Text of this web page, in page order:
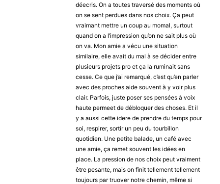
déecris. On a toutes traversé des moments où
on se sent perdues dans nos choix. Ça peut
vraimant mettre un coup au momal, surtout
quand on a l’impression qu’on ne sait plus où
on va. Mon amie a vécu une situation
similaire, elle avait du mal à se décider entre
plusieurs projets pro et ça la ruminait sans
cesse. Ce que j’ai remarqué, c’est qu’en parler
avec des proches aide souvent à y voir plus
clair. Parfois, juste poser ses pensées à voix
haute permeet de débloquer des choses. Et il
y a aussi cette idere de prendre du temps pour
soi, respirer, sortir un peu du tourbillon
quotidien. Une petite balade, un café avec
une amie, ça remet souvent les idées en
place. La pression de nos choix peut vraiment
être pesante, mais on finit tellement tellement
toujours par truover notre chemin, même si